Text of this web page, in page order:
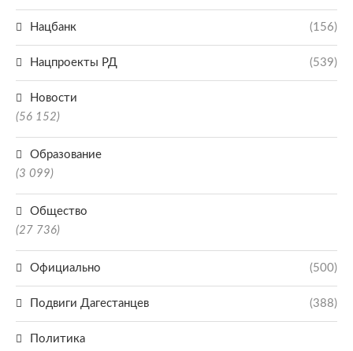
Нацбанк (156)
Нацпроекты РД (539)
Новости
(56 152)
Образование
(3 099)
Общество
(27 736)
Официально (500)
Подвиги Дагестанцев (388)
Политика